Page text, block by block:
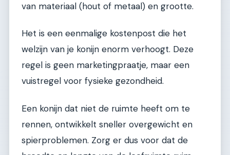
van materiaal (hout of metaal) en grootte.
Het is een eenmalige kostenpost die het
welzijn van je konijn enorm verhoogt. Deze
regel is geen marketingpraatje, maar een
vuistregel voor fysieke gezondheid.
Een konijn dat niet de ruimte heeft om te
rennen, ontwikkelt sneller overgewicht en
spierproblemen. Zorg er dus voor dat de